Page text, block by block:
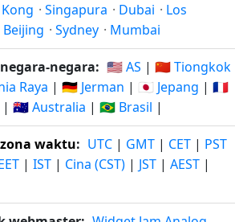
· Singapura · Dubai · Los
Beijing · Sydney · Mumbai
negara: 🇺🇸 AS | 🇨🇳 Tiongkok
Raya | 🇩🇪 Jerman | 🇯🇵 Jepang | 🇫🇷
| 🇦🇺 Australia | 🇧🇷 Brasil |
zona waktu: UTC | GMT | CET | PST
| IST | Cina (CST) | JST | AEST |